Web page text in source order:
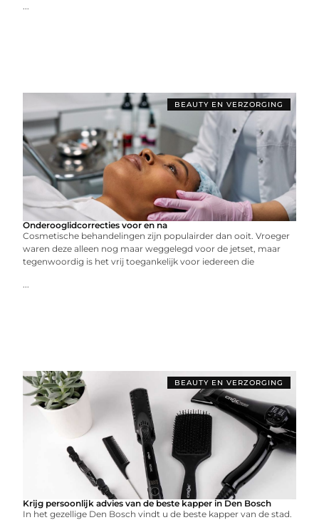
...
BEAUTY EN VERZORGING
Onderooglidcorrecties voor en na
Cosmetische behandelingen zijn populairder dan ooit. Vroeger
waren deze alleen nog maar weggelegd voor de jetset, maar
tegenwoordig is het vrij toegankelijk voor iedereen die
...
BEAUTY EN VERZORGING
Krijg persoonlijk advies van de beste kapper in Den Bosch
In het gezellige Den Bosch vindt u de beste kapper van de stad.